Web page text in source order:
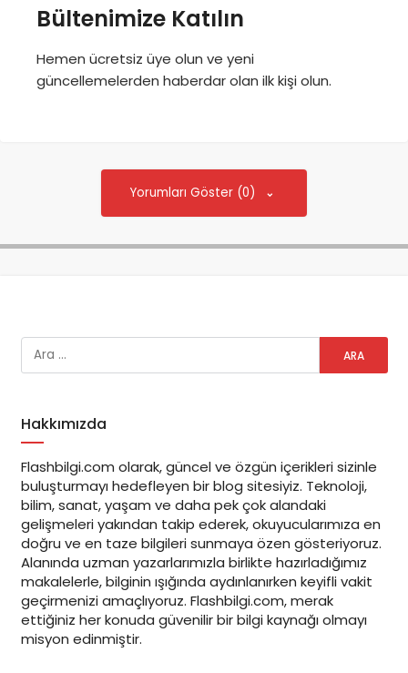
Bültenimize Katılın
Hemen ücretsiz üye olun ve yeni
güncellemelerden haberdar olan ilk kişi olun.
Yorumları Göster (0)
Hakkımızda
Flashbilgi.com olarak, güncel ve özgün içerikleri sizinle
buluşturmayı hedefleyen bir blog sitesiyiz. Teknoloji,
bilim, sanat, yaşam ve daha pek çok alandaki
gelişmeleri yakından takip ederek, okuyucularımıza en
doğru ve en taze bilgileri sunmaya özen gösteriyoruz.
Alanında uzman yazarlarımızla birlikte hazırladığımız
makalelerle, bilginin ışığında aydınlanırken keyifli vakit
geçirmenizi amaçlıyoruz. Flashbilgi.com, merak
ettiğiniz her konuda güvenilir bir bilgi kaynağı olmayı
misyon edinmiştir.